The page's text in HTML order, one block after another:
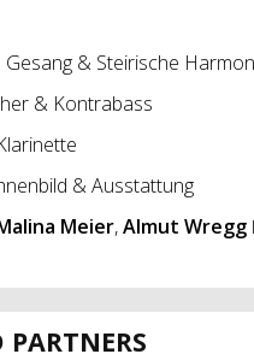
Gesang & Steirische
& Kontrabass
& Ausstattung
Meier,Almut Wregg
PARTNERS